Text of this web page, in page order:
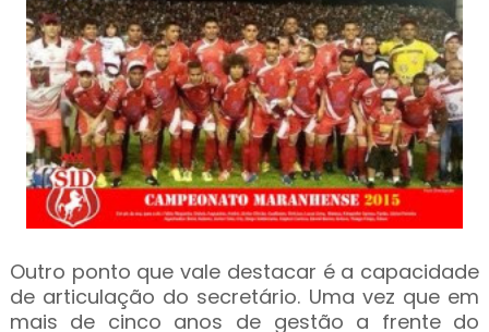
Outro ponto que vale destacar é a capacidade
de articulação do secretário. Uma vez que em
mais de cinco anos de gestão a frente do